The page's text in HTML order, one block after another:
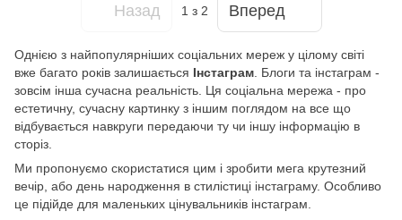
Назад 1 з 2 Вперед
Однією з найпопулярніших соціальних мереж у цілому світі
вже багато років залишається Інстаграм. Блоги та інстаграм -
зовсім інша сучасна реальність. Ця соціальна мережа - про
естетичну, сучасну картинку з іншим поглядом на все що
відбувається навкруги передаючи ту чи іншу інформацію в
сторіз.
Ми пропонуємо скористатися цим і зробити мега крутезний
вечір, або день народження в стилістиці інстаграму. Особливо
це підійде для маленьких цінувальників інстаграм.